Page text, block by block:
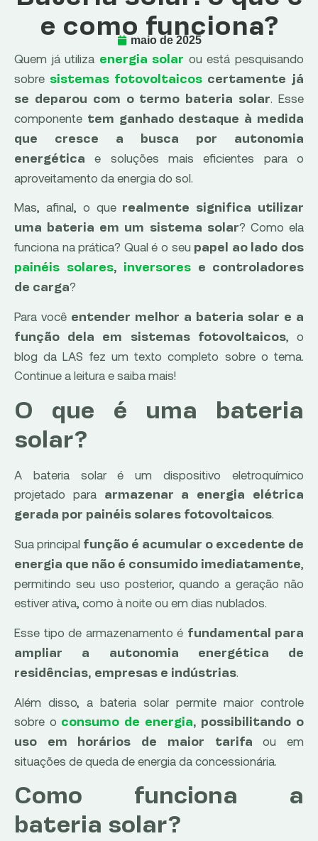
e como funciona?
maio de 2025
Quem já utiliza energia solar ou está pesquisando
sobre sistemas fotovoltaicos certamente já
se deparou com o termo bateria solar . Esse
componente tem ganhado destaque à medida
que cresce a busca por autonomia
energética e soluções mais eficientes para o
aproveitamento da energia do sol.
Mas, afinal, o que realmente significa utilizar
uma bateria em um sistema solar? Como ela
funciona na prática? Qual é o seu papel ao lado dos
painéis solares, inversores e controladores
de carga?
Para você entender melhor a bateria solar e a
função dela em sistemas fotovoltaicos, o
blog da LAS fez um texto completo sobre o tema.
Continue a leitura e saiba mais!
O que é uma bateria
solar?
A bateria solar é um dispositivo eletroquímico
projetado para armazenar a energia elétrica
gerada por painéis solares fotovoltaicos
Sua principal função é acumular o excedente de
energia que não é consumido imediatamente,
permitindo seu uso posterior, quando a geração não
estiver ativa, como à noite ou em dias nublados.
Esse tipo de armazenamento é fundamental para
ampliar a autonomia energética de
residências, empresas e indústrias
Além disso, a bateria solar permite maior controle
sobre o consumo de energia, possibilitando o
uso em horários de maior tarifa ou em
situações de queda de energia da concessionária.
Como funciona a
bateria solar?